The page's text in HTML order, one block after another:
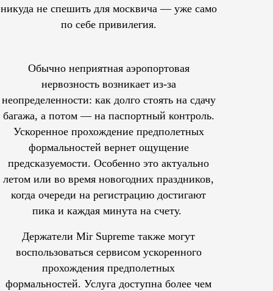
никуда не спешить для москвича — уже само
по себе привилегия.
Обычно неприятная аэропортовая
нервозность возникает из-за
неопределенности: как долго стоять на сдачу
багажа, а потом — на паспортный контроль.
Ускоренное прохождение предполетных
формальностей вернет ощущение
предсказуемости. Особенно это актуально
летом или во время новогодних праздников,
когда очереди на регистрацию достигают
пика и каждая минута на счету.
Держатели Mir Supreme также могут
воспользоваться сервисом ускоренного
прохождения предполетных
формальностей. Услуга доступна более чем